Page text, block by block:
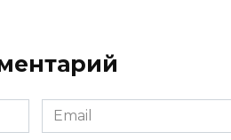
Email
*